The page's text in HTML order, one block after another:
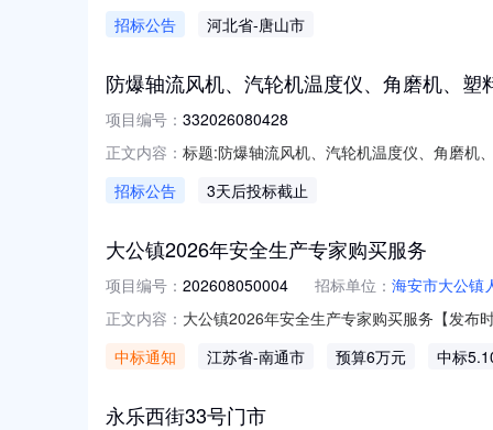
事责任的能力,具有独立的法人资格;2.具有
招标公告 河北省-唐山市
防爆轴流风机、汽轮机温度仪、角磨机、塑
项目编号： 332026080428
正文内容： 标题:防爆轴流风机、汽轮机温度仪、角磨
仪,XMZA-101/AC220V分度号：K；范围
招标公告 3天后投标截止
大公镇2026年安全生产专家购买服务
项目编号： 202608050004 招标单位： 海安市大公镇
正文内容： 大公镇2026年安全生产专家购买服务【发布
系电话：17766461396。海安市大公镇人
中标通知 江苏省-南通市 预算6万元 中标
永乐西街33号门市